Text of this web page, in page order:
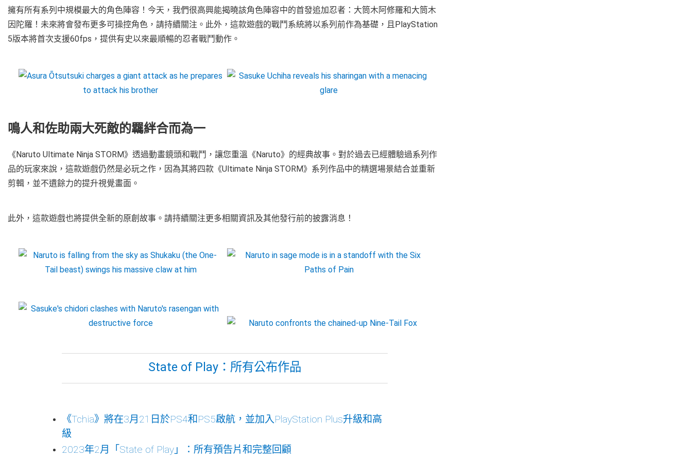
擁有所有系列中規模最大的角色陣容！今天，我們很高興能揭曉該角色陣容中的首發追加忍者：大筒木阿修羅和大筒木
因陀羅！未來將會發布更多可操控角色，請持續關注。此外，這款遊戲的戰鬥系統將以系列前作為基礎，且PlayStation
5版本將首次支援60fps，提供有史以來最順暢的忍者戰鬥動作。
鳴人和佐助兩大死敵的羈絆合而為一
《Naruto Ultimate Ninja STORM》透過動畫鏡頭和戰鬥，讓您重溫《Naruto》的經典故事。對於過去已經體驗過系列作
品的玩家來說，這款遊戲仍然是必玩之作，因為其將四款《Ultimate Ninja STORM》系列作品中的精選場景結合並重新
剪輯，並不遺餘力的提升視覺畫面。
此外，這款遊戲也將提供全新的原創故事。請持續關注更多相關資訊及其他發行前的披露消息！
State of Play：所有公布作品
《Tchia》將在3月21日於PS4和PS5啟航，並加入PlayStation Plus升級和高
級
2023年2月「State of Play」：所有預告片和完整回顧